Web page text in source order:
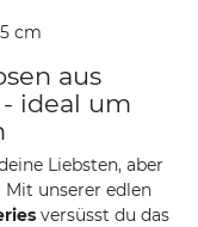
cm
aus
ideal um
Liebsten, aber
Mit unserer edlen
versüsst du das